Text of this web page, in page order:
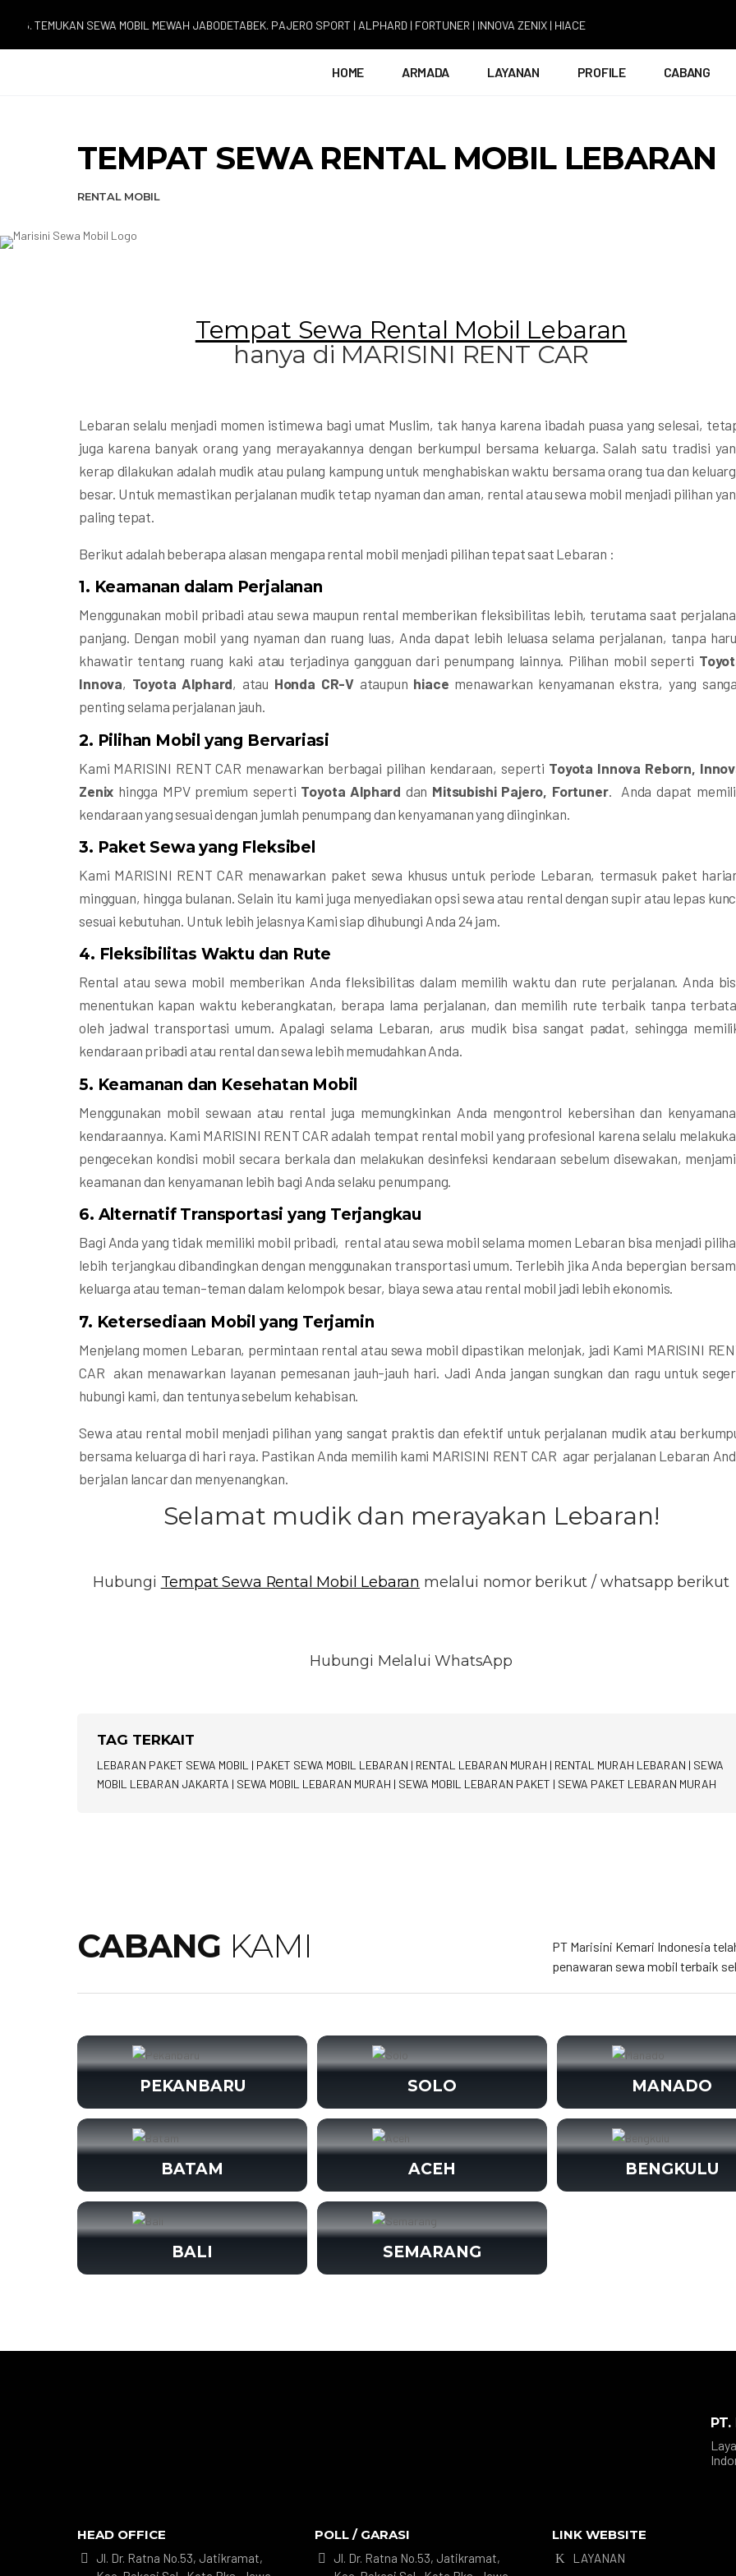
SEWA MOBIL MEWAH JABODETABEK. PAJERO SPORT | ALPHARD | FORTUNER | INNOVA ZENIX | HIACE
HOME ARMADA LAYANAN PROFILE CABANG
TEMPAT SEWA RENTAL MOBIL LEBARAN
RENTAL MOBIL
Tempat Sewa Rental Mobil Lebaran
hanya di MARISINI RENT CAR
Lebaran selalu menjadi momen istimewa bagi umat Muslim, tak hanya karena ibadah puasa yang selesai,
juga karena banyak orang yang merayakannya dengan berkumpul bersama keluarga. Salah satu tradisi
kerap dilakukan adalah mudik atau pulang kampung untuk menghabiskan waktu bersama orang tua dan
besar. Untuk memastikan perjalanan mudik tetap nyaman dan aman, rental atau sewa mobil menjadi pilihan
paling tepat.
Berikut adalah beberapa alasan mengapa rental mobil menjadi pilihan tepat saat Lebaran :
1. Keamanan dalam Perjalanan
Menggunakan mobil pribadi atau sewa maupun rental memberikan fleksibilitas lebih, terutama saat
panjang. Dengan mobil yang nyaman dan ruang luas, Anda dapat lebih leluasa selama perjalanan, tanpa
khawatir tentang ruang kaki atau terjadinya gangguan dari penumpang lainnya. Pilihan mobil seperti
Innova, Toyota Alphard, atau Honda CR-V ataupun hiace menawarkan kenyamanan ekstra, yang
penting selama perjalanan jauh.
2. Pilihan Mobil yang Bervariasi
Kami MARISINI RENT CAR menawarkan berbagai pilihan kendaraan, seperti Toyota Innova Reborn,
Zenix hingga MPV premium seperti Toyota Alphard dan Mitsubishi Pajero, Fortuner. Anda dapat
kendaraan yang sesuai dengan jumlah penumpang dan kenyamanan yang diinginkan.
3. Paket Sewa yang Fleksibel
Kami MARISINI RENT CAR menawarkan paket sewa khusus untuk periode Lebaran, termasuk paket
mingguan, hingga bulanan. Selain itu kami juga menyediakan opsi sewa atau rental dengan supir atau lepas
sesuai kebutuhan. Untuk lebih jelasnya Kami siap dihubungi Anda 24 jam.
4. Fleksibilitas Waktu dan Rute
Rental atau sewa mobil memberikan Anda fleksibilitas dalam memilih waktu dan rute perjalanan. Anda
menentukan kapan waktu keberangkatan, berapa lama perjalanan, dan memilih rute terbaik tanpa
oleh jadwal transportasi umum. Apalagi selama Lebaran, arus mudik bisa sangat padat, sehingga
kendaraan pribadi atau rental dan sewa lebih memudahkan Anda.
5. Keamanan dan Kesehatan Mobil
Menggunakan mobil sewaan atau rental juga memungkinkan Anda mengontrol kebersihan dan
kendaraannya. Kami MARISINI RENT CAR adalah tempat rental mobil yang profesional karena selalu
pengecekan kondisi mobil secara berkala dan melakukan desinfeksi kendaraan sebelum disewakan,
keamanan dan kenyamanan lebih bagi Anda selaku penumpang.
6. Alternatif Transportasi yang Terjangkau
Bagi Anda yang tidak memiliki mobil pribadi, rental atau sewa mobil selama momen Lebaran bisa menjadi
lebih terjangkau dibandingkan dengan menggunakan transportasi umum. Terlebih jika Anda bepergian
keluarga atau teman-teman dalam kelompok besar, biaya sewa atau rental mobil jadi lebih ekonomis.
7. Ketersediaan Mobil yang Terjamin
Menjelang momen Lebaran, permintaan rental atau sewa mobil dipastikan melonjak, jadi Kami MARISINI
CAR akan menawarkan layanan pemesanan jauh-jauh hari. Jadi Anda jangan sungkan dan ragu untuk
hubungi kami, dan tentunya sebelum kehabisan.
Sewa atau rental mobil menjadi pilihan yang sangat praktis dan efektif untuk perjalanan mudik atau
bersama keluarga di hari raya. Pastikan Anda memilih kami MARISINI RENT CAR agar perjalanan Lebaran
berjalan lancar dan menyenangkan.
Selamat mudik dan merayakan Lebaran!
Hubungi Tempat Sewa Rental Mobil Lebaran melalui nomor berikut / whatsapp berikut
Hubungi Melalui WhatsApp
TAG TERKAIT
LEBARAN PAKET SEWA MOBIL | PAKET SEWA MOBIL LEBARAN | RENTAL LEBARAN MURAH | RENTAL MURAH LEBARAN | SEWA
MOBIL LEBARAN JAKARTA | SEWA MOBIL LEBARAN MURAH | SEWA MOBIL LEBARAN PAKET | SEWA PAKET LEBARAN MURAH
CABANG KAMI
PT Marisini Kemari Indonesia
penawaran sewa mobil terbaik
PEKANBARU SOLO MANADO
BATAM ACEH BENGKULU
BALI SEMARANG
HEAD OFFICE

Jl. Dr. Ratna No.53, Jatikramat,
POLL / GARASI

Jl. Dr. Ratna No.53, Jatikramat,
LINK WEBSITE
K LAYANAN